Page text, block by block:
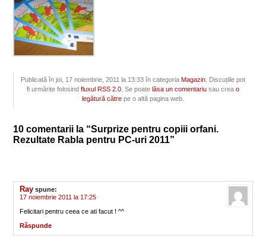
Publicată în joi, 17 noiembrie, 2011 la 13:33 în categoriaMagazin . Discuțiile pot
fi urmărite folosindfluxul RSS 2.0 . Se poatelăsa un comentariu sau creao
legătură către pe o altă pagina web.
10 comentarii la “Surprize pentru copiii orfani.
Rezultate Rabla pentru PC-uri 2011”
Ray spune:
17 noiembrie 2011 la 17:25
Felicitari pentru ceea ce ati facut ! ^^
Răspunde